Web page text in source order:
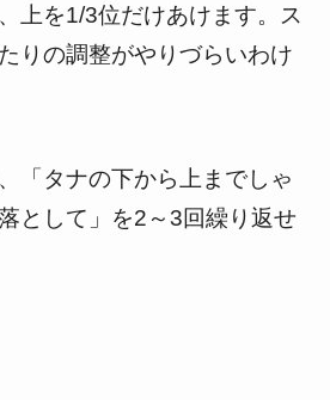
上を1/3位だけあけます。ス
りの調整がやりづらいわけ
「タナの下から上までしゃ
として」を2～3回繰り返せ